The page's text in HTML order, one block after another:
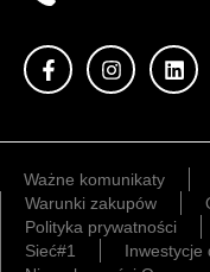
Ważne komunikaty
Warunki zakupów
Polityka prywatności
Sieć#1
Inwestycje